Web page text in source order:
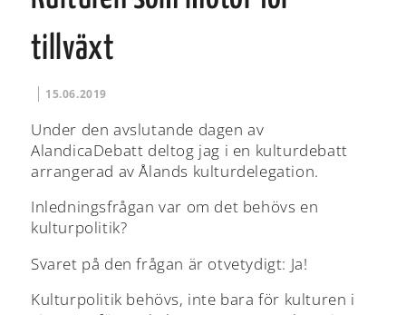
tillväxt
15.06.2019
Under den avslutande dagen av
AlandicaDebatt deltog jag i en kulturdebatt
arrangerad av Ålands kulturdelegation.
Inledningsfrågan var om det behövs en
kulturpolitik?
Svaret på den frågan är otvetydigt: Ja!
Kulturpolitik behövs, inte bara för kulturen i